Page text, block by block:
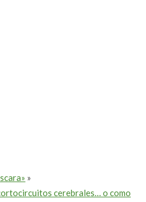
»
cerebrales… o como